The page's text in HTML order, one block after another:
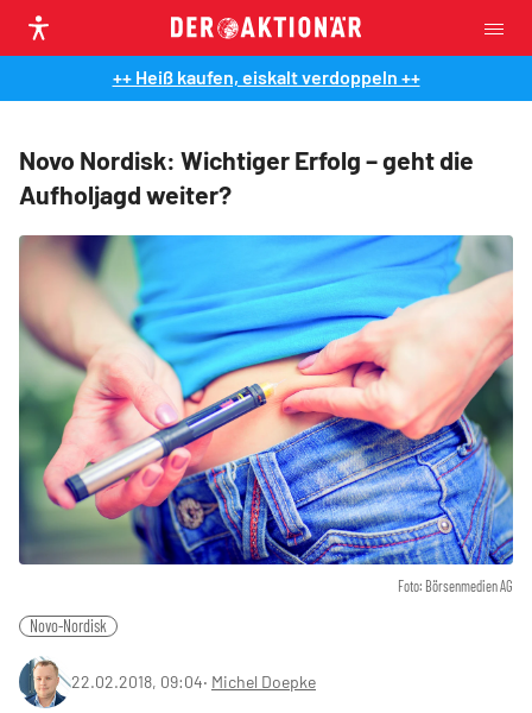
++ Heiß kaufen, eiskalt verdoppeln ++
Novo Nordisk: Wichtiger Erfolg – geht die
Aufholjagd weiter?
Foto: Börsenmedien AG
Novo-Nordisk
22.02.2018, 09:04‧ Michel Doepke